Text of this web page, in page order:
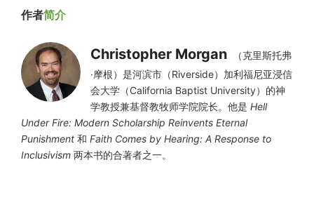
作者简介
Christopher Morgan
（克里斯托弗
·摩根）是河滨市（Riverside）加利福尼亚浸信
会大学（California Baptist University）的神
学教授兼基督教牧师学院院长。他是 Hell
Under Fire: Modern Scholarship Reinvents Eternal
Punishment 和 Faith Comes by Hearing: A Response to
Inclusivism 两本书的合著者之一。